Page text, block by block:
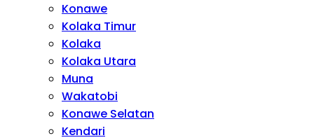
Konawe
Kolaka Timur
Kolaka
Kolaka Utara
Muna
Wakatobi
Konawe Selatan
Kendari